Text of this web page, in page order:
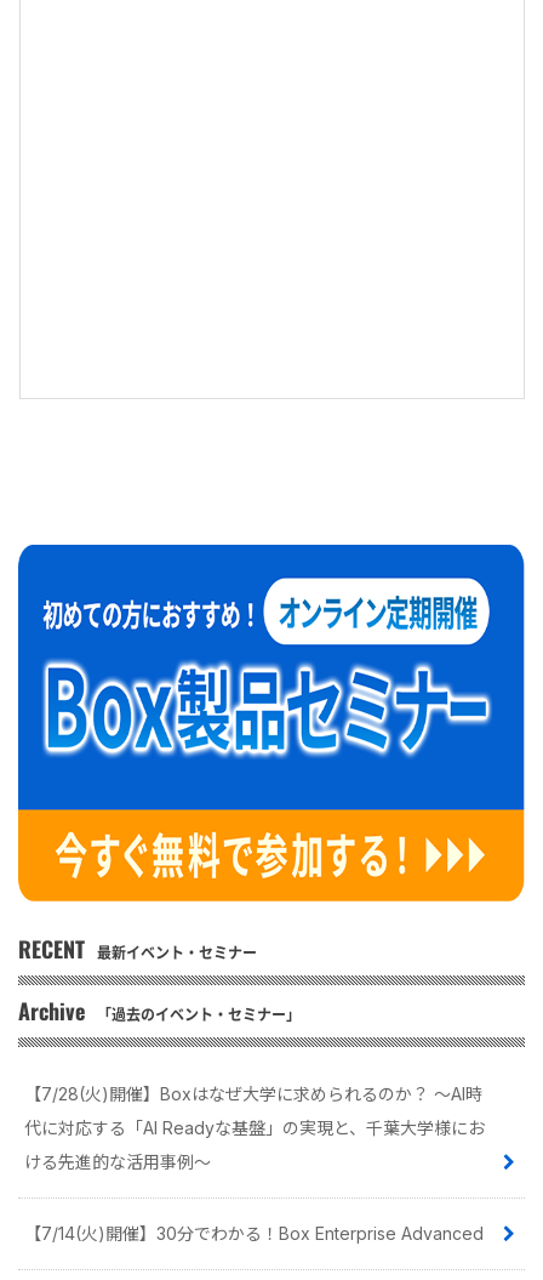
RECENT 最新イベント・セミナー
Archive 「過去のイベント・セミナー」
【7/28(火)開催】Boxはなぜ大学に求められるのか？ 〜AI時
代に対応する「AI Readyな基盤」の実現と、千葉大学様にお
ける先進的な活用事例〜
【7/14(火)開催】30分でわかる！Box Enterprise Advanced